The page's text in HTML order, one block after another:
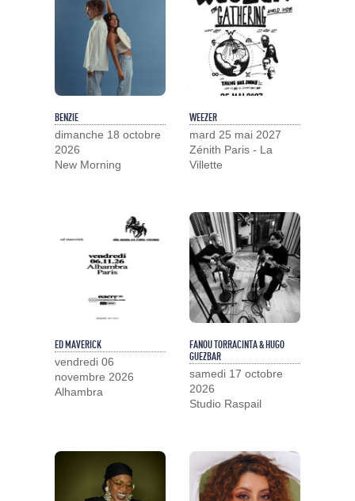
BENZIE
dimanche 18 octobre
2026
New Morning
WEEZER
mard 25 mai 2027
Zénith Paris - La
Villette
ED MAVERICK
vendredi 06
novembre 2026
Alhambra
FANOU TORRACINTA & HUGO
GUEZBAR
samedi 17 octobre
2026
Studio Raspail